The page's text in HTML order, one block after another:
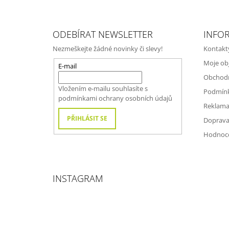
ODEBÍRAT NEWSLETTER
Nezmeškejte žádné novinky či slevy!
E-mail
Vložením e-mailu souhlasíte s
podmínkami ochrany osobních údajů
PŘIHLÁSIT SE
Moje
INSTAGRAM